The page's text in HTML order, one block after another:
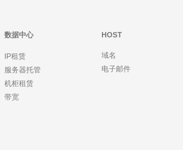
数据中心
IP租赁
服务器托管
机柜租赁
带宽
HOST
域名
电子邮件